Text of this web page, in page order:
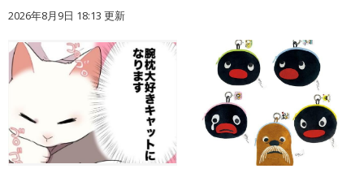
2026年8月9日 18:13 更新